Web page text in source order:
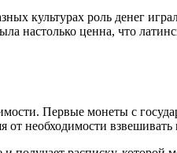
культурах роль денег
настолько ценна, что
Первые монеты с
от необходимости